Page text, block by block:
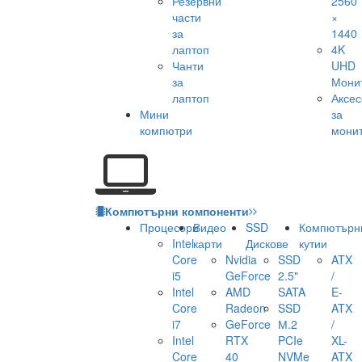
части
за
лаптоп
Чанти
за
лаптоп
Мини
компютри
×
1440
4K
UHD
за
Компютърни компоненти
Процесори
Intel
Core
i5
Intel
Core
i7
Intel
Core
Видео
карти
Nvidia
GeForce
AMD
Radeon
GeForce
RTX
40
SSD
Дискове
SSD
2.5"
SATA
SSD
М.2
PCIe
NVMe
кутии
ATX
/
E-
ATX
/
XL-
ATX